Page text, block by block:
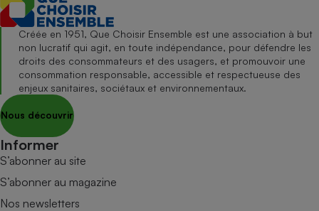
Créée en 1951, Que Choisir Ensemble est une association à but
non lucratif qui agit, en toute indépendance, pour défendre les
droits des consommateurs et des usagers, et promouvoir une
consommation responsable, accessible et respectueuse des
enjeux sanitaires, sociétaux et environnementaux.
Nous découvrir
Informer
S’abonner au site
S’abonner au magazine
Nos newsletters